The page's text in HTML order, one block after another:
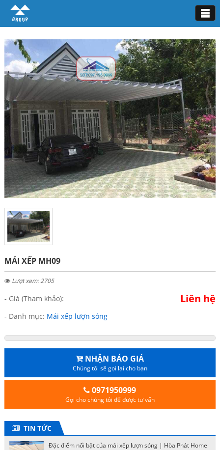
MÁI XẾP MH09
Lượt xem: 2705
- Giá (Tham khảo): Liên hệ
- Danh mục: Mái xếp lượn sóng
NHẬN BÁO GIÁ
Chúng tôi sẽ gọi lại cho bạn
0971950999
Gọi cho chúng tôi để được tư vấn
TIN TỨC
Đặc điểm nổi bật của mái xếp lượn sóng | Hòa Phát Home